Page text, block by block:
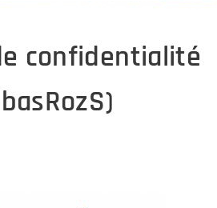
confidentialité